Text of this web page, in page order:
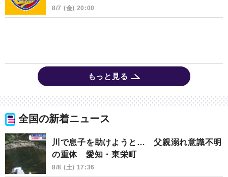
8/7 (金) 20:00
もっと見る
全国の新着ニュース
川で息子を助けようと… 父親溺れ意識不明
の重体 愛知・東栄町
8/8 (土) 17:36